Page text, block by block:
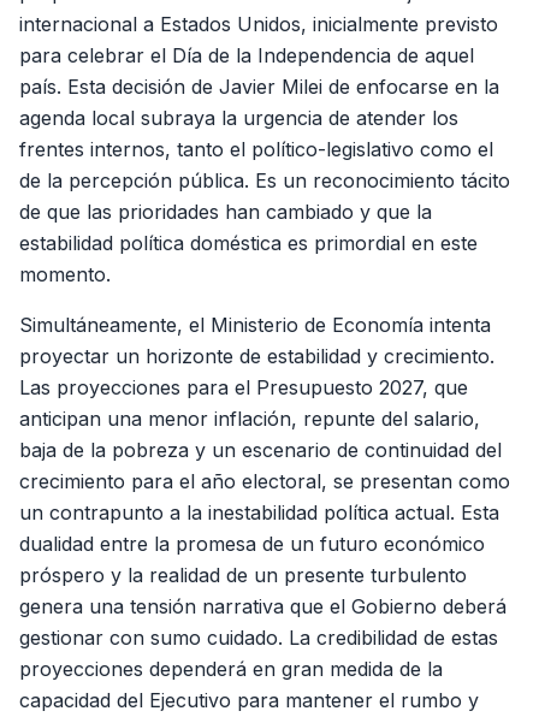
internacional a Estados Unidos, inicialmente previsto
para celebrar el Día de la Independencia de aquel
país. Esta decisión de Javier Milei de enfocarse en la
agenda local subraya la urgencia de atender los
frentes internos, tanto el político-legislativo como el
de la percepción pública. Es un reconocimiento tácito
de que las prioridades han cambiado y que la
estabilidad política doméstica es primordial en este
momento.
Simultáneamente, el Ministerio de Economía intenta
proyectar un horizonte de estabilidad y crecimiento.
Las proyecciones para el Presupuesto 2027, que
anticipan una menor inflación, repunte del salario,
baja de la pobreza y un escenario de continuidad del
crecimiento para el año electoral, se presentan como
un contrapunto a la inestabilidad política actual. Esta
dualidad entre la promesa de un futuro económico
próspero y la realidad de un presente turbulento
genera una tensión narrativa que el Gobierno deberá
gestionar con sumo cuidado. La credibilidad de estas
proyecciones dependerá en gran medida de la
capacidad del Ejecutivo para mantener el rumbo y